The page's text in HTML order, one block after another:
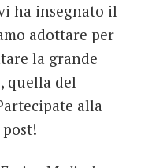
ha insegnato il
adottare per
la grande
quella del
alla